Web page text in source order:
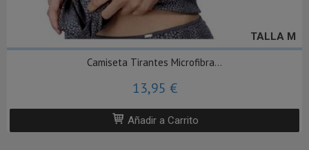
TALLA M
Camiseta Tirantes Microfibra...
13,95 €
Añadir a Carrito